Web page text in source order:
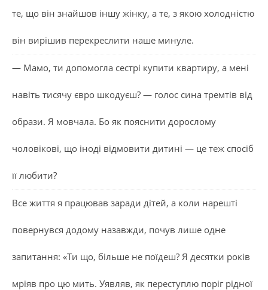
те, що він знайшов іншу жінку, а те, з якою холодністю
він вирішив перекреслити наше минуле.
— Мамо, ти допомогла сестрі купити квартиру, а мені
навіть тисячу євро шкодуєш? — голос сина тремтів від
образи. Я мовчала. Бо як пояснити дорослому
чоловікові, що іноді відмовити дитині — це теж спосіб
її любити?
Все життя я працював заради дітей, а коли нарешті
повернувся додому назавжди, почув лише одне
запитання: «Ти що, більше не поїдеш? Я десятки років
мріяв про цю мить. Уявляв, як переступлю поріг рідної